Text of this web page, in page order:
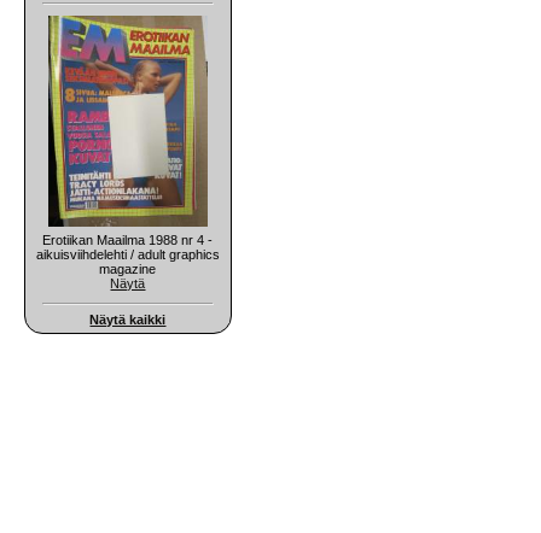
Erotiikan Maailma 1988 nr 4 -
aikuisviihdelehti / adult graphics
magazine
Näytä
Näytä kaikki